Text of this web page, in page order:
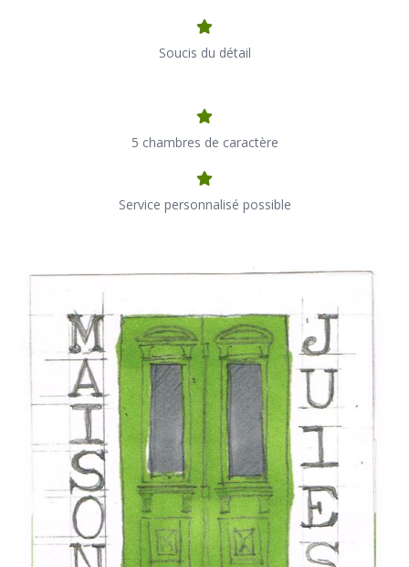
Soucis du détail
5 chambres de caractère
Service personnalisé possible